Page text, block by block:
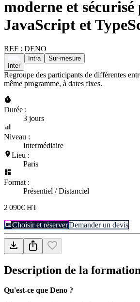
moderne et
JavaScript et
REF : DENO
Inter
Intra Sur-mesure
Regroupe des participants de différentes
même programme, à dates fixes.
Durée :
3 jours
Niveau :
Intermédiaire
Lieu :
Paris
Format :
Présentiel / Distanciel
2 090€ HT
Choisir et réserverDemander un devis
Description de la formation
Qu'est-ce que Deno ?